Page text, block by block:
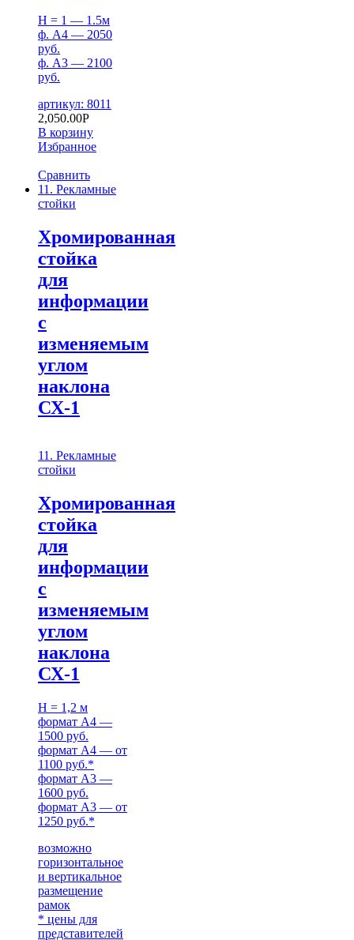
H = 1 — 1.5м
ф. А4 — 2050
руб.
ф. А3 — 2100
руб.
артикул: 8011
2,050.00Р
В корзину
Избранное
Сравнить
11. Рекламные
стойки
Хромированная
стойка
для
информации
с
изменяемым
углом
наклона
СХ-1
11. Рекламные
стойки
Хромированная
стойка
для
информации
с
изменяемым
углом
наклона
СХ-1
H = 1,2 м
формат А4 —
1500 руб.
формат А4 — от
1100 руб.*
формат А3 —
1600 руб.
формат А3 — от
1250 руб.*
возможно
горизонтальное
и вертикальное
размещение
рамок
* цены для
представителей